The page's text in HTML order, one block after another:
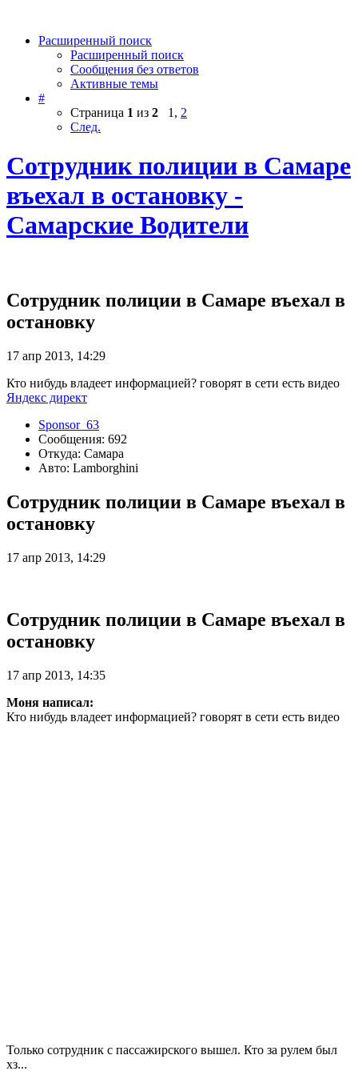
Расширенный поиск
Расширенный поиск
Сообщения без ответов
Активные темы
#
Страница 1 из 2 1 , 2
След.
Сотрудник полиции в Самаре
въехал в остановку -
Самарские Водители
Сотрудник полиции в Самаре въехал в
остановку
17 апр 2013, 14:29
Кто нибудь владеет информацией? говорят в сети есть видео
Яндекс директ
Sponsor_63
Сообщения: 692
Откуда: Самара
Авто: Lamborghini
Сотрудник полиции в Самаре въехал в
остановку
17 апр 2013, 14:29
Сотрудник полиции в Самаре въехал в
остановку
17 апр 2013, 14:35
Моня написал:
Кто нибудь владеет информацией? говорят в сети есть видео
Только сотрудник с пассажирского вышел. Кто за рулем был
хз...